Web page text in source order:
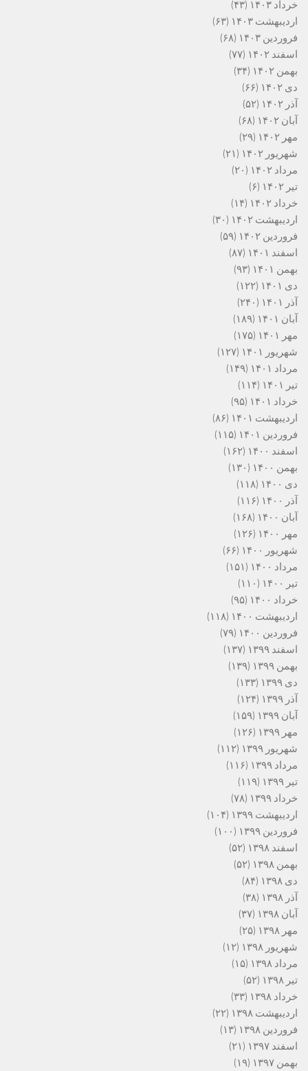
خرداد ۱۴۰۳
(۴۳)
اردیبهشت ۱۴۰۳
(۶۳)
فروردین ۱۴۰۳
(۶۸)
اسفند ۱۴۰۲
(۷۷)
بهمن ۱۴۰۲
(۳۴)
دی ۱۴۰۲
(۶۶)
آذر ۱۴۰۲
(۵۲)
آبان ۱۴۰۲
(۶۸)
مهر ۱۴۰۲
(۲۹)
شهریور ۱۴۰۲
(۲۱)
مرداد ۱۴۰۲
(۲۰)
تیر ۱۴۰۲
(۶)
خرداد ۱۴۰۲
(۱۴)
اردیبهشت ۱۴۰۲
(۳۰)
فروردین ۱۴۰۲
(۵۹)
اسفند ۱۴۰۱
(۸۷)
بهمن ۱۴۰۱
(۹۳)
دی ۱۴۰۱
(۱۲۲)
آذر ۱۴۰۱
(۲۴۰)
آبان ۱۴۰۱
(۱۸۹)
مهر ۱۴۰۱
(۱۷۵)
شهریور ۱۴۰۱
(۱۲۷)
مرداد ۱۴۰۱
(۱۴۹)
تیر ۱۴۰۱
(۱۱۴)
خرداد ۱۴۰۱
(۹۵)
اردیبهشت ۱۴۰۱
(۸۶)
فروردین ۱۴۰۱
(۱۱۵)
اسفند ۱۴۰۰
(۱۶۲)
بهمن ۱۴۰۰
(۱۳۰)
دی ۱۴۰۰
(۱۱۸)
آذر ۱۴۰۰
(۱۱۶)
آبان ۱۴۰۰
(۱۶۸)
مهر ۱۴۰۰
(۱۲۶)
شهریور ۱۴۰۰
(۶۶)
مرداد ۱۴۰۰
(۱۵۱)
تیر ۱۴۰۰
(۱۱۰)
خرداد ۱۴۰۰
(۹۵)
اردیبهشت ۱۴۰۰
(۱۱۸)
فروردین ۱۴۰۰
(۷۹)
اسفند ۱۳۹۹
(۱۳۷)
بهمن ۱۳۹۹
(۱۳۹)
دی ۱۳۹۹
(۱۳۳)
آذر ۱۳۹۹
(۱۲۴)
آبان ۱۳۹۹
(۱۵۹)
مهر ۱۳۹۹
(۱۲۶)
شهریور ۱۳۹۹
(۱۱۲)
مرداد ۱۳۹۹
(۱۱۶)
تیر ۱۳۹۹
(۱۱۹)
خرداد ۱۳۹۹
(۷۸)
اردیبهشت ۱۳۹۹
(۱۰۴)
فروردین ۱۳۹۹
(۱۰۰)
اسفند ۱۳۹۸
(۵۲)
بهمن ۱۳۹۸
(۵۲)
دی ۱۳۹۸
(۸۴)
آذر ۱۳۹۸
(۳۸)
آبان ۱۳۹۸
(۳۷)
مهر ۱۳۹۸
(۲۵)
شهریور ۱۳۹۸
(۱۲)
مرداد ۱۳۹۸
(۱۵)
تیر ۱۳۹۸
(۵۲)
خرداد ۱۳۹۸
(۳۳)
اردیبهشت ۱۳۹۸
(۲۲)
فروردین ۱۳۹۸
(۱۳)
اسفند ۱۳۹۷
(۲۱)
بهمن ۱۳۹۷
(۱۹)